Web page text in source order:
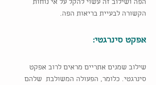
הפה ושילוב זה עשוי להקל על אי נוחות
הקשורה לבעיית בריאות הפה.
אפקט סינרגטי:
שילוב שמנים אתריים מראים לרוב אפקט
סינרגטי. כלומר, הפעולה המשולבת שלהם